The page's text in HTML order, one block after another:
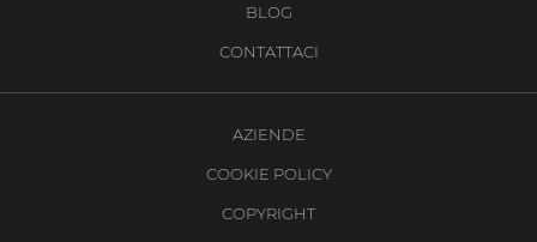
BLOG
CONTATTACI
AZIENDE
COOKIE POLICY
COPYRIGHT